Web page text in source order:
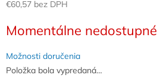
€60,57 bez DPH
cena:
Momentálne nedostupné
Možnosti doručenia
Položka bola vypredaná…